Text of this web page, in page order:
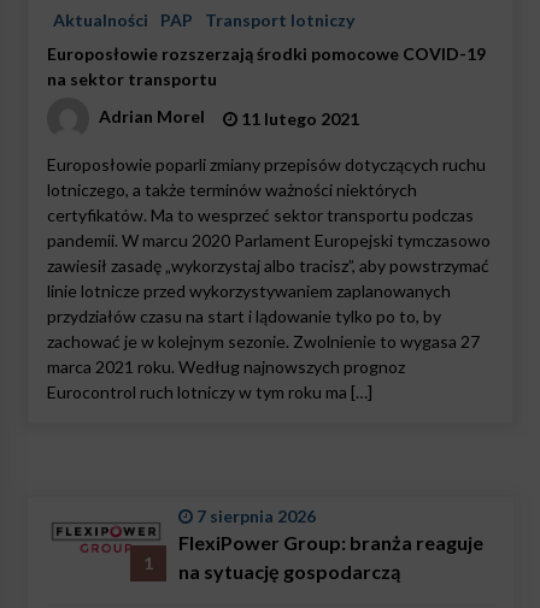
Aktualności PAP
Transport lotniczy
Europosłowie rozszerzają środki pomocowe COVID-19
na sektor transportu
Adrian Morel
11 lutego 2021
Europosłowie poparli zmiany przepisów dotyczących ruchu
lotniczego, a także terminów ważności niektórych
certyfikatów. Ma to wesprzeć sektor transportu podczas
pandemii. W marcu 2020 Parlament Europejski tymczasowo
zawiesił zasadę „wykorzystaj albo tracisz”, aby powstrzymać
linie lotnicze przed wykorzystywaniem zaplanowanych
przydziałów czasu na start i lądowanie tylko po to, by
zachować je w kolejnym sezonie. Zwolnienie to wygasa 27
marca 2021 roku. Według najnowszych prognoz
Eurocontrol ruch lotniczy w tym roku ma […]
1
7 sierpnia 2026
FlexiPower Group: branża reaguje
na sytuację gospodarczą